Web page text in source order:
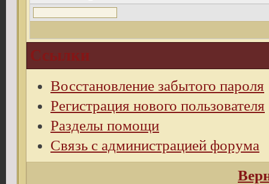
Ссылки
Восстановление забытого пароля
Регистрация нового пользователя
Разделы помощи
Связь с администрацией форума